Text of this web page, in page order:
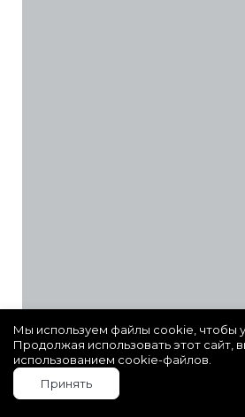
Мы используем файлы cookie, чтобы
Продолжая использовать этот сайт,
использованием cookie-файлов.
Принять